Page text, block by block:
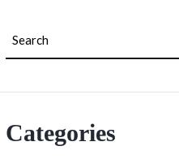
Categories